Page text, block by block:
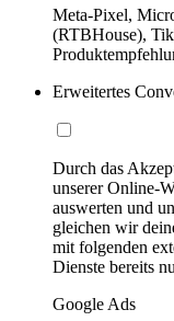
Meta-Pixel,
(RTBHouse),
Erweitertes
Durch das
unserer Online-
auswerten und
gleichen wir
mit folgenden
Dienste bereits
Google Ads